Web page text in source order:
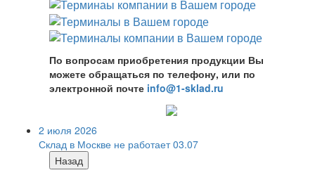
По вопросам приобретения продукции Вы
можете обращаться по телефону, или по
электронной почте info@1-sklad.ru
2 июля 2026
Склад в Москве не работает 03.07
Назад